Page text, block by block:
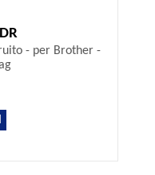
- per Brother -